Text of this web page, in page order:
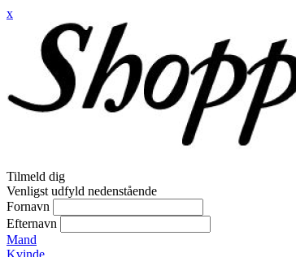
x
Tilmeld dig
Venligst udfyld nedenstående
Fornavn
Efternavn
Mand
Kvinde